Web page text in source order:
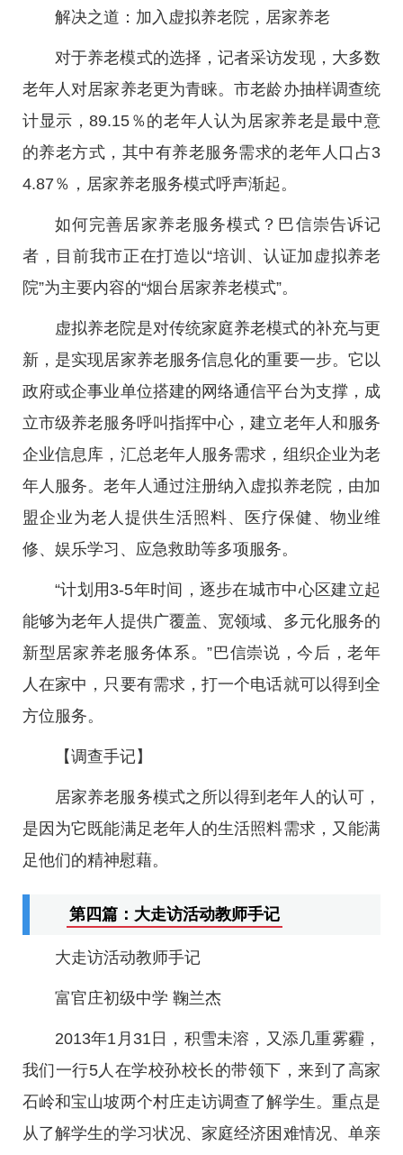
解决之道：加入虚拟养老院，居家养老
对于养老模式的选择，记者采访发现，大多数
老年人对居家养老更为青睐。市老龄办抽样调查统
计显示，89.15％的老年人认为居家养老是最中意
的养老方式，其中有养老服务需求的老年人口占3
4.87％，居家养老服务模式呼声渐起。
如何完善居家养老服务模式？巴信崇告诉记
者，目前我市正在打造以“培训、认证加虚拟养老
院”为主要内容的“烟台居家养老模式”。
虚拟养老院是对传统家庭养老模式的补充与更
新，是实现居家养老服务信息化的重要一步。它以
政府或企事业单位搭建的网络通信平台为支撑，成
立市级养老服务呼叫指挥中心，建立老年人和服务
企业信息库，汇总老年人服务需求，组织企业为老
年人服务。老年人通过注册纳入虚拟养老院，由加
盟企业为老人提供生活照料、医疗保健、物业维
修、娱乐学习、应急救助等多项服务。
“计划用3-5年时间，逐步在城市中心区建立起
能够为老年人提供广覆盖、宽领域、多元化服务的
新型居家养老服务体系。”巴信崇说，今后，老年
人在家中，只要有需求，打一个电话就可以得到全
方位服务。
【调查手记】
居家养老服务模式之所以得到老年人的认可，
是因为它既能满足老年人的生活照料需求，又能满
足他们的精神慰藉。
第四篇：大走访活动教师手记
大走访活动教师手记
富官庄初级中学 鞠兰杰
2013年1月31日，积雪未溶，又添几重雾霾，
我们一行5人在学校孙校长的带领下，来到了高家
石岭和宝山坡两个村庄走访调查了解学生。重点是
从了解学生的学习状况、家庭经济困难情况、单亲